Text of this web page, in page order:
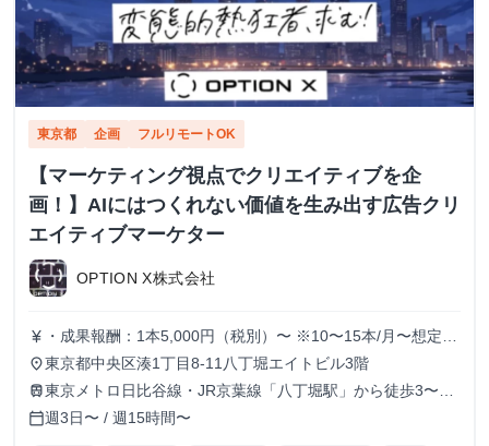
東京都 企画 フルリモートOK
【マーケティング視点でクリエイティブを企
画！】AIにはつくれない価値を生み出す広告クリ
エイティブマーケター
OPTION X株式会社
currency_yen ・成果報酬：1本5,000円（税別）〜 ※10〜15本/月〜想定
※経験、実績、能力等によって変動 ※トライアル期間の場
合変動あり
place東京都中央区湊1丁目8-11八丁堀エイトビル3階
train東京メトロ日比谷線・JR京葉線「八丁堀駅」から徒歩3〜6
分
calendar_today週3日〜 / 週15時間〜